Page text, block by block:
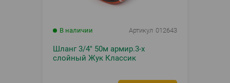
В наличии Артикул 012643
Шланг 3/4" 50м армир.3-х
слойный Жук Классик